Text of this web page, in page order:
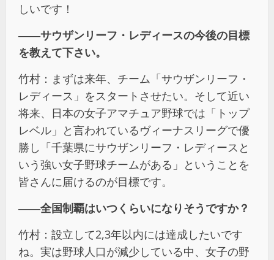
しいです！
――サウザンリーフ・レディースの今後の目標
を教えて下さい。
竹村：まずは来年、チーム「サウザンリーフ・
レディース」をスタートさせたい。そして近い
将来、日本の女子アマチュア野球では「トップ
レベル」と言われているヴィーナスリーグで優
勝し「千葉県にサウザンリーフ・レディースと
いう強い女子野球チームがある」ということを
皆さんに届けるのが目標です。
――全国制覇はいつくらいになりそうですか？
竹村：設立して2,3年以内には達成したいです
ね。実は野球人口が減少している中、女子の野